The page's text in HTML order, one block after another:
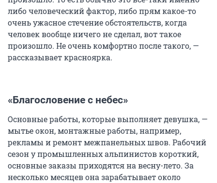
либо человеческий фактор, либо прям какое-то
очень ужасное стечение обстоятельств, когда
человек вообще ничего не сделал, вот такое
произошло. Не очень комфортно после такого, —
рассказывает красноярка.
«Благословение с небес»
Основные работы, которые выполняет девушка, —
мытье окон, монтажные работы, например,
рекламы и ремонт межпанельных швов. Рабочий
сезон у промышленных альпинистов короткий,
основные заказы приходятся на весну-лето. За
несколько месяцев она зарабатывает около